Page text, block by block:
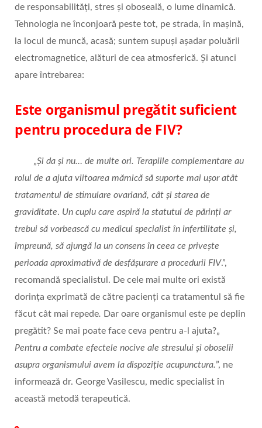
de responsabilități, stres și oboseală, o lume dinamică.
Tehnologia ne înconjoară peste tot, pe strada, în mașină,
la locul de muncă, acasă; suntem supuși așadar poluării
electromagnetice, alături de cea atmosferică. Și atunci
apare întrebarea:
Este organismul pregătit suficient
pentru procedura de FIV?
„Și da și nu… de multe ori. Terapiile complementare au
rolul de a ajuta viitoarea mămică să suporte mai ușor atât
tratamentul de stimulare ovariană, cât și starea de
graviditate. Un cuplu care aspiră la statutul de părinți ar
trebui să vorbească cu medicul specialist în infertilitate și,
împreună, să ajungă la un consens în ceea ce privește
perioada aproximativă de desfășurare a procedurii FIV.”,
recomandă specialistul. De cele mai multe ori există
dorința exprimată de către pacienți ca tratamentul să fie
făcut cât mai repede. Dar oare organismul este pe deplin
pregătit? Se mai poate face ceva pentru a-l ajuta?„
Pentru a combate efectele nocive ale stresului și oboselii
asupra organismului avem la dispoziție acupunctura.”, ne
informează dr. George Vasilescu, medic specialist în
această metodă terapeutică.